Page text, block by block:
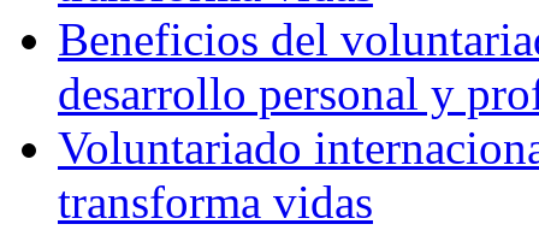
Beneficios del
desarrollo personal y
Voluntariado
transforma vidas